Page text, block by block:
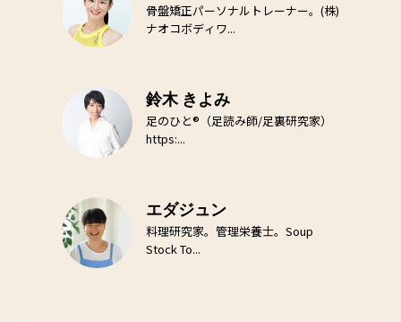
骨盤矯正パーソナルトレーナー。(株)
ナオコボディワ...
鈴木 きよみ
足のひと®（足読み師/足裏研究家）
https:...
エダジュン
料理研究家。管理栄養士。Soup
Stock To...